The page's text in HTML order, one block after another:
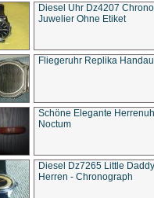
Diesel Uhr Dz4207
Juwelier Ohne Etiket
Fliegeruhr Replika
Schöne Elegante
Noctum
Diesel Dz7265 Little Daddy
Herren - Chronograph